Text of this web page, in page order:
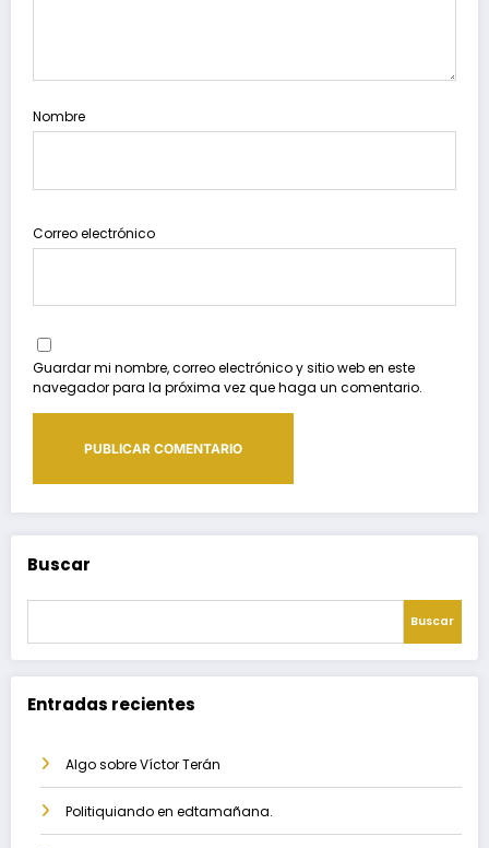
Nombre
Correo electrónico
Guardar mi nombre, correo electrónico y sitio web en este
navegador para la próxima vez que haga un comentario.
Buscar
Buscar
Entradas recientes
Algo sobre Víctor Terán
Politiquiando en edtamañana.